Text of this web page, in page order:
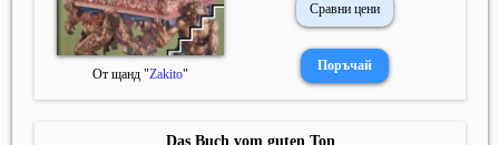
От щанд "Zakito"
Сравни цени
Das Buch vom guten Ton